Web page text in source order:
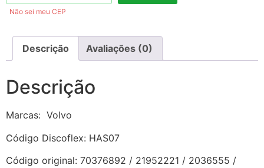
Não sei meu CEP
Descrição Avaliações (0)
Descrição
Marcas: Volvo
Código Discoflex: HAS07
Código original: 70376892 / 21952221 / 2036555 /